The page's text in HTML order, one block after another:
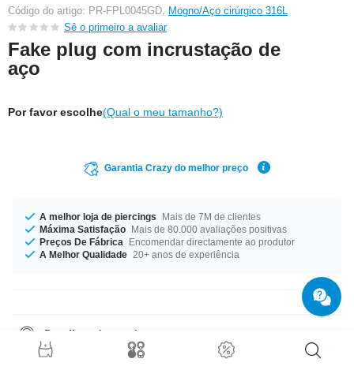
Código do artigo: PR-FPL0045GD, Mogno/Aço cirúrgico 316L
Sê o primeiro a avaliar
Fake plug com incrustação de
aço
Por favor escolhe(Qual o meu tamanho?)
Garantia Crazy do melhor preço
A melhor loja de piercings
Mais de 7M de clientes
Máxima Satisfação Mais de 80.000 avaliações positivas
Preços De Fábrica
Encomendar directamente ao produtor
A Melhor Qualidade 20+ anos de experiência
Detalhes do produto
Todos os nossos produtos orgânicos são feitos à mão, e de materiais